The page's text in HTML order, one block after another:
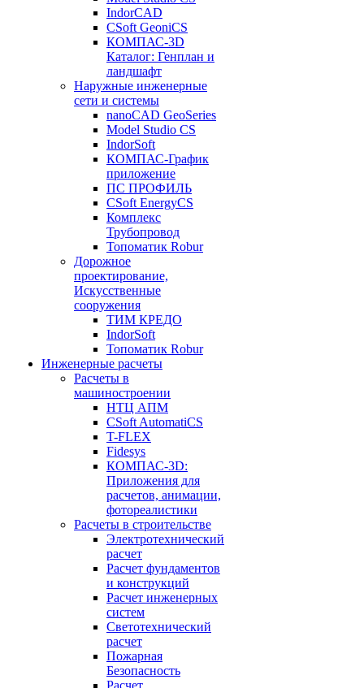
IndorCAD
CSoft GeoniCS
КОМПАС-3D
Каталог: Генплан и
ландшафт
Наружные инженерные
сети и системы
nanoCAD GeoSeries
Model Studio CS
IndorSoft
КОМПАС-График
приложение
ПС ПРОФИЛЬ
CSoft EnergyCS
Комплекс
Трубопровод
Топоматик Robur
Дорожное
проектирование,
Искусственные
сооружения
ТИМ КРЕДО
IndorSoft
Топоматик Robur
Инженерные расчеты
Расчеты в
машиностроении
НТЦ АПМ
CSoft AutomatiCS
T-FLEX
Fidesys
КОМПАС-3D:
Приложения для
расчетов, анимации,
фотореалистики
Расчеты в строительстве
Электротехнический
расчет
Расчет фундаментов
и конструкций
Расчет инженерных
систем
Светотехнический
расчет
Пожарная
Безопасность
Расчет